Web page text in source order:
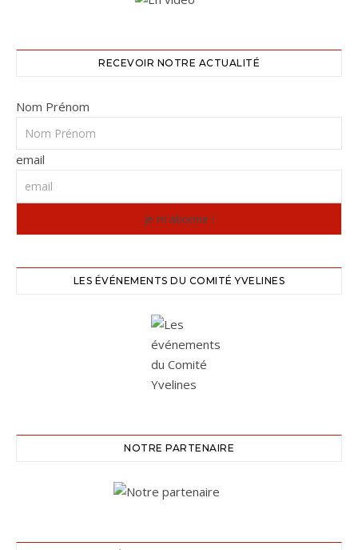
RECEVOIR NOTRE ACTUALITÉ
Nom Prénom
email
LES ÉVÉNEMENTS DU COMITÉ YVELINES
NOTRE PARTENAIRE